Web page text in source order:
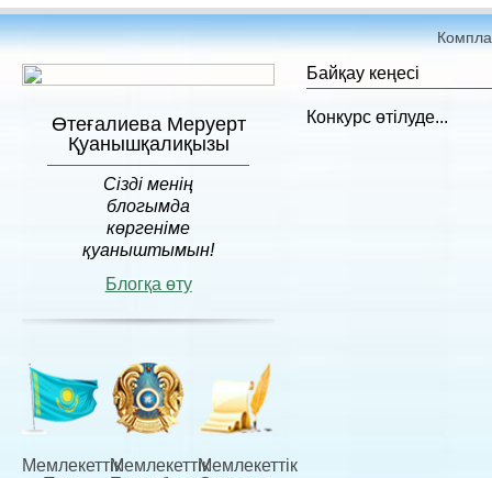
Өтеғалиева Меруерт
Қуанышқалиқызы
Сізді менің
блогымда
көргеніме
қуаныштымын!
Блогқа өту
МемлекеттiкМемлекеттiкМемлекеттiк
Байқау кеңесі
Конкурс өтілуде...